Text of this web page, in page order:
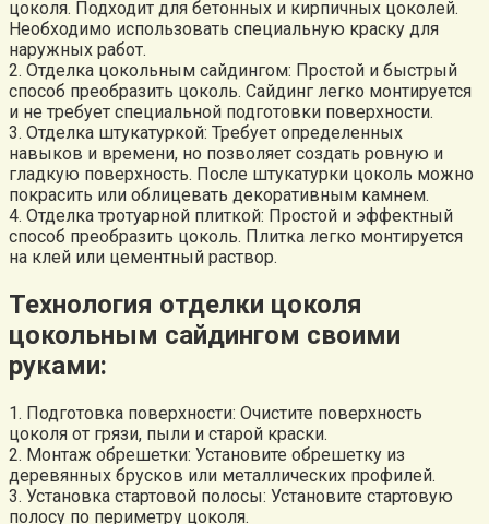
цоколя. Подходит для бетонных и кирпичных цоколей.
Необходимо использовать специальную краску для
наружных работ.
2. Отделка цокольным сайдингом: Простой и быстрый
способ преобразить цоколь. Сайдинг легко монтируется
и не требует специальной подготовки поверхности.
3. Отделка штукатуркой: Требует определенных
навыков и времени, но позволяет создать ровную и
гладкую поверхность. После штукатурки цоколь можно
покрасить или облицевать декоративным камнем.
4. Отделка тротуарной плиткой: Простой и эффектный
способ преобразить цоколь. Плитка легко монтируется
на клей или цементный раствор.
Технология отделки цоколя
цокольным сайдингом своими
руками:
1. Подготовка поверхности: Очистите поверхность
цоколя от грязи, пыли и старой краски.
2. Монтаж обрешетки: Установите обрешетку из
деревянных брусков или металлических профилей.
3. Установка стартовой полосы: Установите стартовую
полосу по периметру цоколя.